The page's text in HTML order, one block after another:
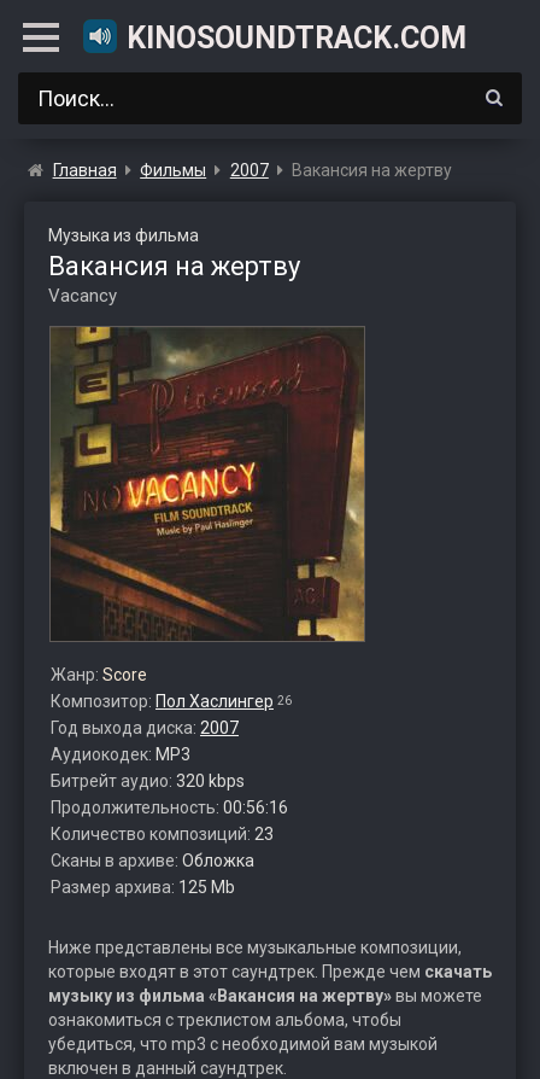
KINOSOUNDTRACK.COM
Главная Фильмы 2007 Вакансия на жертву
Музыка из фильма
Вакансия на жертву
Vacancy
Жанр: Score
Композитор: Пол Хаслингер 26
Год выхода диска: 2007
Аудиокодек: MP3
Битрейт аудио: 320 kbps
Продолжительность: 00:56:16
Количество композиций: 23
Сканы в архиве: Обложка
Размер архива: 125 Mb
Ниже представлены все музыкальные композиции,
которые входят в этот саундтрек. Прежде чем скачать
музыку из фильма «Вакансия на жертву»вы можете
ознакомиться с треклистом альбома, чтобы
убедиться, что mp3 с необходимой вам музыкой
включен в данный саундтрек.